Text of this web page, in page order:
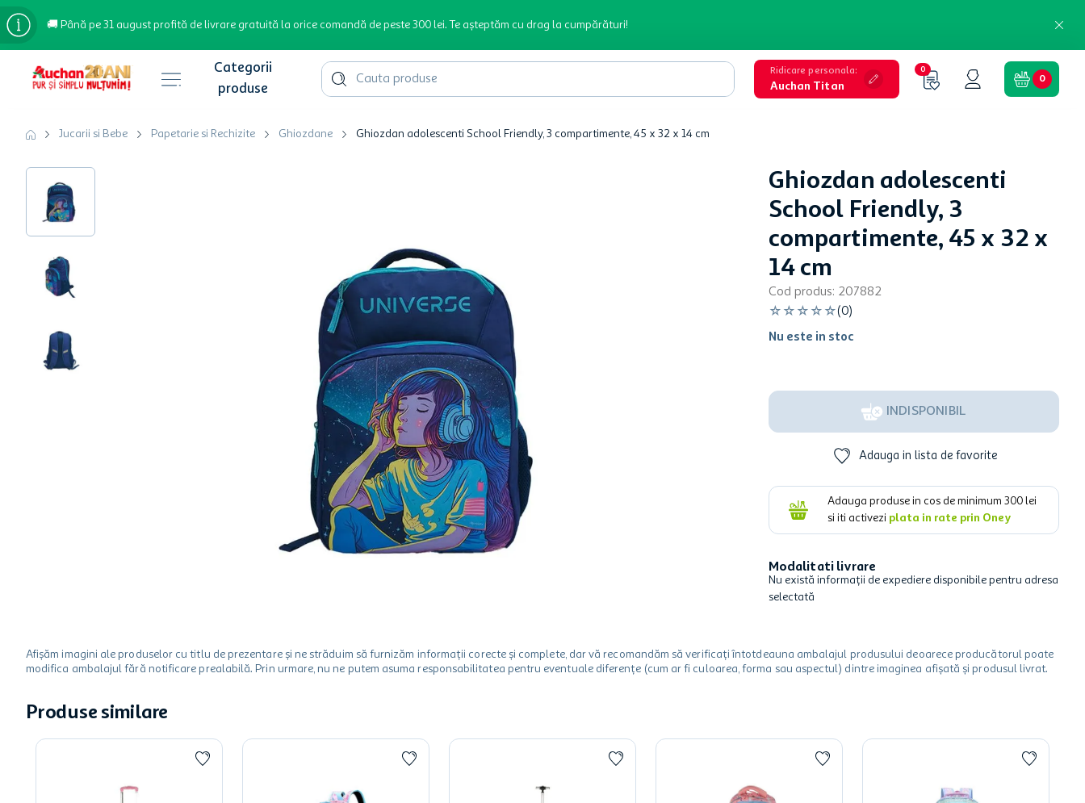
🚚 Până pe 31 august profită de livrare gratuită la orice comandă de peste 300 lei. Te așteptăm cu drag la cumpărături!
Cauta produse Ridicare personala:
Auchan Titan
0
0
Jucarii si Bebe Papetarie si Rechizite Ghiozdane Ghiozdan adolescenti School Friendly, 3 compartimente, 45 x 32 x 14 cm
Ghiozdan adolescenti
School Friendly, 3
compartimente, 45 x 32 x
14 cm
Cod produs: 207882
☆ ☆ ☆ ☆ ☆(0)
Nu este in stoc
INDISPONIBIL
Adauga in lista de favorite
Adauga produse in cos de minimum 300 lei
si iti activezi plata in rate prin Oney
Modalitati livrare
Nu există informații de expediere disponibile pentru adresa
selectată
Afișăm imagini ale produselor cu titlu de prezentare și ne străduim să furnizăm informații corecte și complete, dar vă recomandăm să verificați întotdeauna ambalajul produsului deoarece producătorul poate
modifica ambalajul fără notificare prealabilă. Prin urmare, nu ne putem asuma responsabilitatea pentru eventuale diferențe (cum ar fi culoarea, forma sau aspectul) dintre imaginea afișată și produsul livrat.
Produse similare